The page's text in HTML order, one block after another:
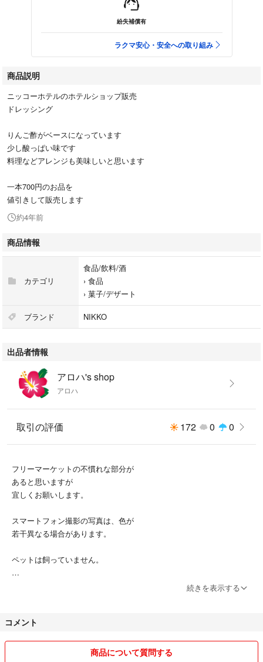
紛失補償有
ラクマ安心・安全への取り組み
商品説明
ニッコーホテルのホテルショップ販売
ドレッシング
りんご酢がベースになっています
少し酸っぱい味です
料理などアレンジも美味しいと思います
一本700円のお品を
値引きして販売します
約4年前
商品情報
カテゴリ
食品/飲料/酒
› 食品
› 菓子/デザート
ブランド NIKKO
出品者情報
アロハ's shop
アロハ
取引の評価 172 0 0
フリーマーケットの不慣れな部分が
あると思いますが
宜しくお願いします。
スマートフォン撮影の写真は、色が
若干異なる場合があります。
ペットは飼っていません。
続きを表示する
コメント
商品について質問する